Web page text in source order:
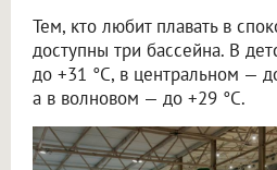
Тем, кто любит плавать в
доступны три бассейна. В
до +31 °C, в центральном —
а в волновом — до +29 °C.